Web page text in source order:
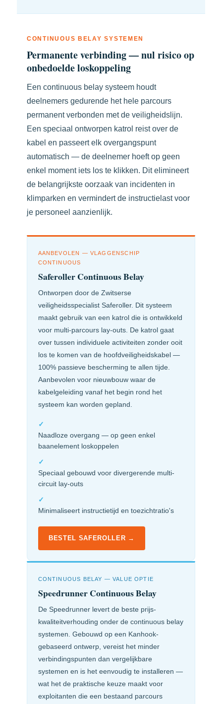
CONTINUOUS BELAY SYSTEMEN
Permanente verbinding — nul risico op
onbedoelde loskoppeling
Een continuous belay systeem houdt
deelnemers gedurende het hele parcours
permanent verbonden met de veiligheidslijn.
Een speciaal ontworpen katrol reist over de
kabel en passeert elk overgangspunt
automatisch — de deelnemer hoeft op geen
enkel moment iets los te klikken. Dit elimineert
de belangrijkste oorzaak van incidenten in
klimparken en vermindert de instructielast voor
je personeel aanzienlijk.
AANBEVOLEN — VLAGGENSCHIP
CONTINUOUS
Saferoller Continuous Belay
Ontworpen door de Zwitserse
veiligheidsspecialist Saferoller. Dit systeem
maakt gebruik van een katrol die is ontwikkeld
voor multi-parcours lay-outs. De katrol gaat
over tussen individuele activiteiten zonder ooit
los te komen van de hoofdveiligheidskabel —
100% passieve bescherming te allen tijde.
Aanbevolen voor nieuwbouw waar de
kabelgeleiding vanaf het begin rond het
systeem kan worden gepland.
✓
Naadloze overgang — op geen enkel
baanelement loskoppelen
✓
Speciaal gebouwd voor divergerende multi-
circuit lay-outs
✓
Minimaliseert instructietijd en toezichtratio's
BESTEL SAFEROLLER →
CONTINUOUS BELAY — VALUE OPTIE
Speedrunner Continuous Belay
De Speedrunner levert de beste prijs-
kwaliteitverhouding onder de continuous belay
systemen. Gebouwd op een Kanhook-
gebaseerd ontwerp, vereist het minder
verbindingspunten dan vergelijkbare
systemen en is het eenvoudig te installeren —
wat het de praktische keuze maakt voor
exploitanten die een bestaand parcours